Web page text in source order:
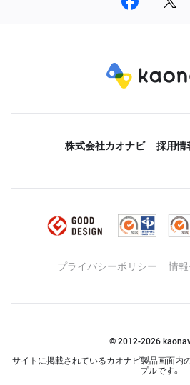
株式会社カオナビ 採用情
プライバシーポリシー 情
© 2012-2026
サイトに掲載されているカオナビ製品画面内
プルです。